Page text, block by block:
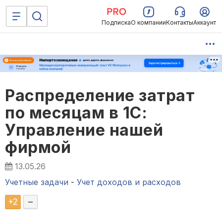
ПодпискаО компанииКонтактыАккаунт
Распределение затрат
по месяцам в 1С:
Управление нашей
фирмой
13.05.26
Учетные задачи - Учет доходов и расходов
+2 –